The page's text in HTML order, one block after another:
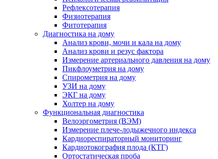
Рефлексотерапия
Физиотерапия
Фитотерапия
Диагностика на дому
Анализ крови, мочи и кала на дому
Анализ крови и резус фактора
Измерение артериального давления на дому
Пикфлоуметрия на дому
Спирометрия на дому
УЗИ на дому
ЭКГ на дому
Холтер на дому
Функциональная диагностика
Велоэргометрия (ВЭМ)
Измерение плече-лодыжечного индекса
Кардиореспираторный мониторинг
Кардиотокография плода (КТГ)
Ортостатическая проба